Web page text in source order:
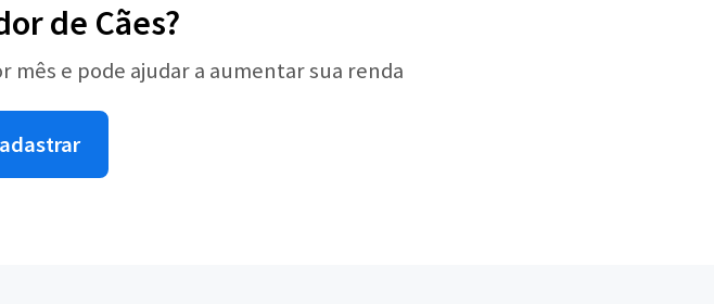
de Cães?
mês e pode ajudar a aumentar sua renda